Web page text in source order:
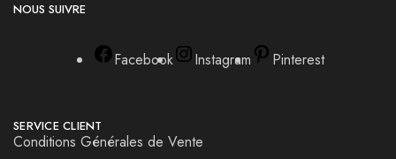
NOUS SUIVRE
Facebook Instagram Pinterest
SERVICE CLIENT
Conditions Générales de Vente